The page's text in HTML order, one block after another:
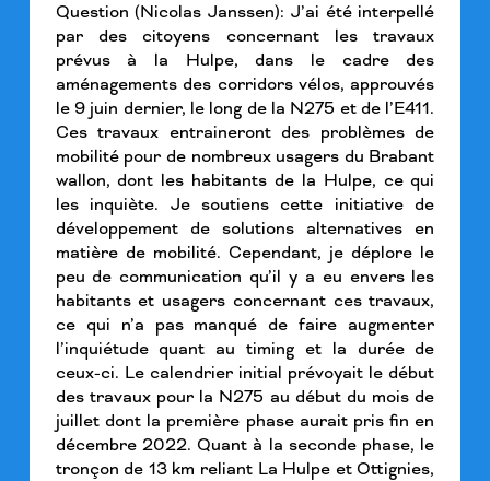
Question (Nicolas Janssen): J’ai été interpellé
par des citoyens concernant les travaux
prévus à la Hulpe, dans le cadre des
aménagements des corridors vélos, approuvés
le 9 juin dernier, le long de la N275 et de l’E411.
Ces travaux entraineront des problèmes de
mobilité pour de nombreux usagers du Brabant
wallon, dont les habitants de la Hulpe, ce qui
les inquiète. Je soutiens cette initiative de
développement de solutions alternatives en
matière de mobilité. Cependant, je déplore le
peu de communication qu’il y a eu envers les
habitants et usagers concernant ces travaux,
ce qui n’a pas manqué de faire augmenter
l’inquiétude quant au timing et la durée de
ceux-ci. Le calendrier initial prévoyait le début
des travaux pour la N275 au début du mois de
juillet dont la première phase aurait pris fin en
décembre 2022. Quant à la seconde phase, le
tronçon de 13 km reliant La Hulpe et Ottignies,